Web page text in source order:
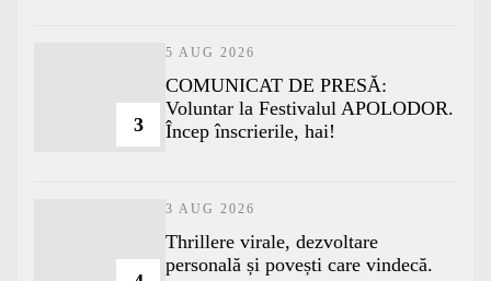
3
5 AUG 2026
COMUNICAT DE PRESĂ:
Voluntar la Festivalul APOLODOR.
Încep înscrierile, hai!
3 AUG 2026
Thrillere virale, dezvoltare
personală și povești care vindecă.